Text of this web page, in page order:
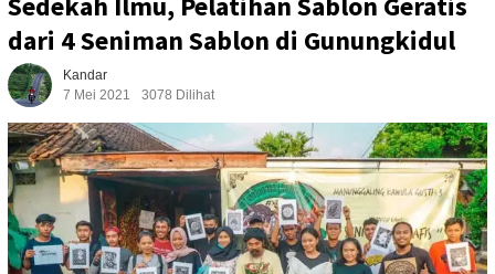
dari 4 Seniman Sablon di Gunungkidul
Kandar
7 Mei 2021
3078 Dilihat